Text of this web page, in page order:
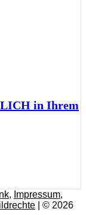
in Ihrem
, Impressum,
| © 2026